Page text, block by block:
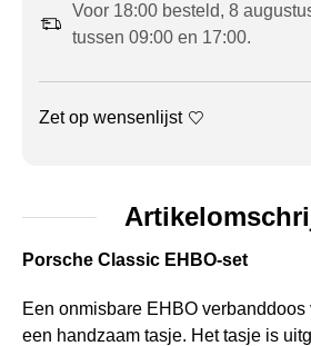
Voor 18:00 besteld, 8
tussen 09:00 en 17:00.
Zet op wensenlijst
Porsche Classic EHBO-set
Een onmisbare EHBO verbanddoos
een handzaam tasje. Het tasje is